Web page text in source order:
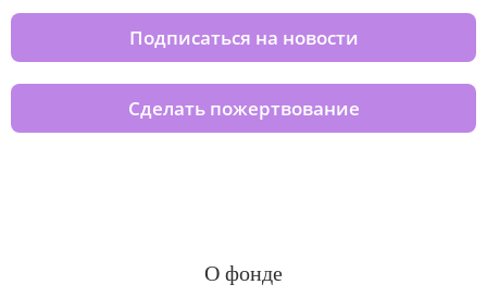
Подписаться на новости
Сделать пожертвование
О фонде